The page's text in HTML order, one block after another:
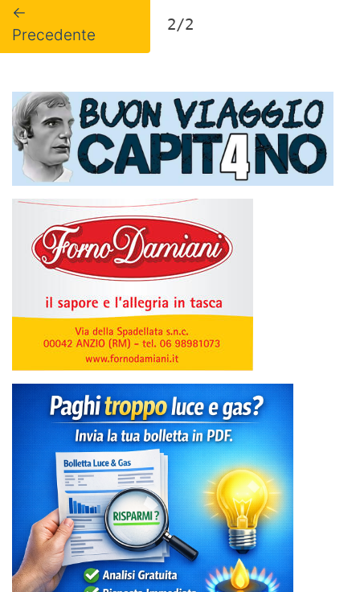
←
Precedente
2/2